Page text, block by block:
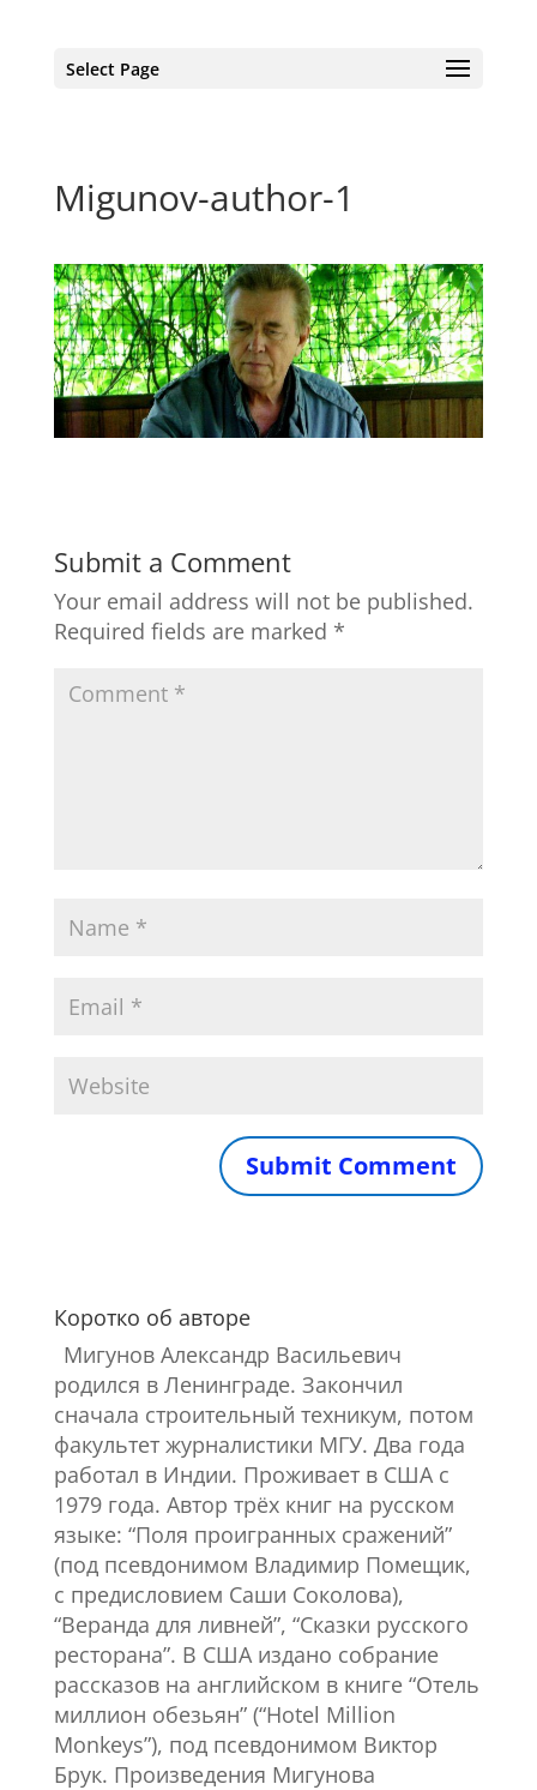
Select Page
Migunov-author-1
Submit a Comment
Your email address will not be published.
Required fields are marked *
Коротко об авторе
Мигунов Александр Васильевич
родился в Ленинграде. Закончил
cначала строительный техникум, потом
факультет журналистики МГУ. Два года
работал в Индии. Проживает в США с
1979 года. Автор трёх книг на русском
языке: “Поля проигранных сражений”
(под псевдонимом Владимир Помещик,
с предисловием Саши Соколова),
“Веранда для ливней”, “Сказки русского
ресторана”. В США издано собрание
рассказов на английском в книге “Отель
миллион обезьян” (“Hotel Million
Monkeys”), под псевдонимом Виктор
Брук. Произведения Мигунова